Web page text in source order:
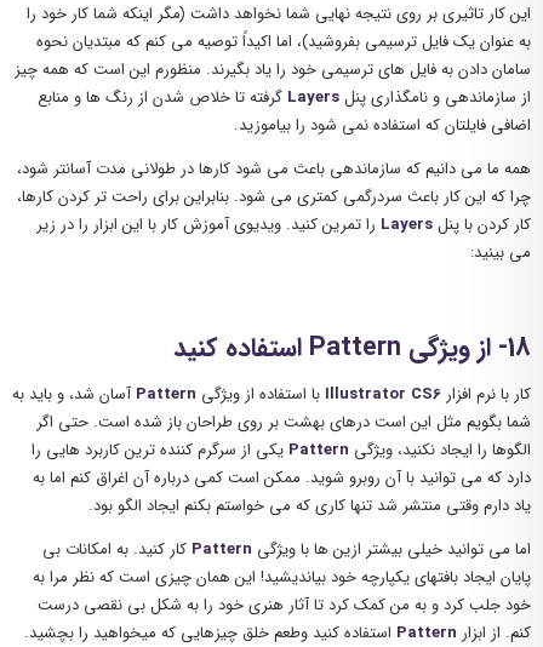
این کار تاثیری بر روی نتیجه نهایی شما نخواهد داشت (مگر اینکه شما کار خود را
به عنوان یک فایل ترسیمی بفروشید)، اما اکیداً توصیه می کنم که مبتدیان نحوه
سامان دادن به فایل های ترسیمی خود را یاد بگیرند. منظورم این است که همه چیز
از سازماندهی و نامگذاری پنلLayers گرفته تا خلاص شدن از رنگ ها و منابع
اضافی فایلتان که استفاده نمی شود را بیاموزید.
همه ما می دانیم که سازماندهی باعث می شود کارها در طولانی مدت آسانتر شود،
چرا که این کار باعث سردرگمی کمتری می شود. بنابراین برای راحت تر کردن کارها،
کار کردن با پنلLayers را تمرین کنید. ویدیوی آموزش کار با این ابزار را در زیر
می بینید:
18- از ویژگی Pattern استفاده کنید
کار با نرم افزار Illustrator CS6 با استفاده از ویژگی Patternآسان شد، و باید به
شما بگویم مثل این است درهای بهشت بر روی طراحان باز شده است. حتی اگر
الگوها را ایجاد نکنید، ویژگی Pattern یکی از سرگرم کننده ترین کاربرد هایی را
دارد که می توانید با آن روبرو شوید. ممکن است کمی درباره آن اغراق کنم اما به
یاد دارم وقتی منتشر شد تنها کاری که می خواستم بکنم ایجاد الگو بود.
اما می توانید خیلی بیشتر ازین ها با ویژگی Pattern کار کنید. به امکانات بی
پایان ایجاد بافتهای یکپارچه خود بیاندیشید! این همان چیزی است که نظر مرا به
خود جلب کرد و به من کمک کرد تا آثار هنری خود را به شکل بی نقصی درست
کنم. از ابزار Pattern استفاده کنید وطعم خلق چیزهایی که میخواهید را بچشید.